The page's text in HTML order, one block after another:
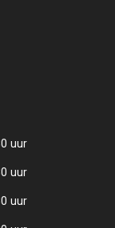
uur
uur
uur